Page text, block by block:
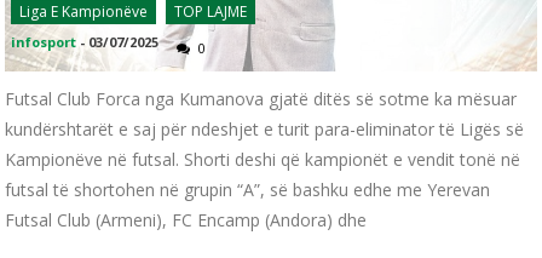
Liga E Kampionëve
TOP LAJME
infosport - 03/07/2025 0
Futsal Club Forca nga Kumanova gjatë ditës së sotme ka mësuar
kundërshtarët e saj për ndeshjet e turit para-eliminator të Ligës së
Kampionëve në futsal. Shorti deshi që kampionët e vendit tonë në
futsal të shortohen në grupin “A”, së bashku edhe me Yerevan
Futsal Club (Armeni), FC Encamp (Andora) dhe